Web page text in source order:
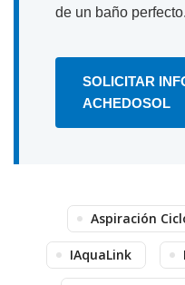
de un baño perfecto.
SOLICITAR
ACHEDOSOL
Aspiración
IAquaLink